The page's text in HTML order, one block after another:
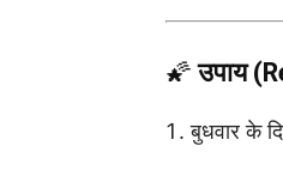
🌠उपाय
बुधवार के